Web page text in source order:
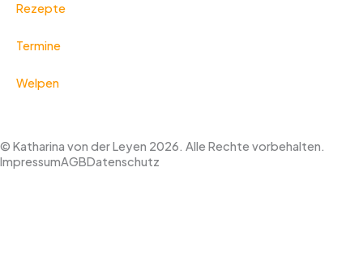
Rezepte
Termine
Welpen
© Katharina von der Leyen 2026. Alle Rechte vorbehalten.
ImpressumAGBDatenschutz